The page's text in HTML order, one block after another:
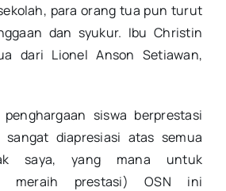
para orang tua pun turut
dan syukur. Ibu Christin
dari Lionel Anson Setiawan,
penghargaan siswa berprestasi
diapresiasi atas semua
saya, yang mana untuk
meraih prestasi) OSN ini